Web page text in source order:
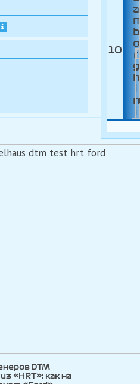
DTM
«HRT»: как на
10